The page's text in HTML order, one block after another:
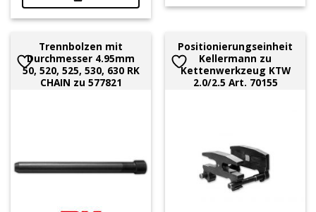
Trennbolzen mit
Durchmesser 4.95mm
50, 520, 525, 530, 630 RK
CHAIN zu 577821
Positionierungseinheit
Kellermann zu
Kettenwerkzeug KTW
2.0/2.5 Art. 70155